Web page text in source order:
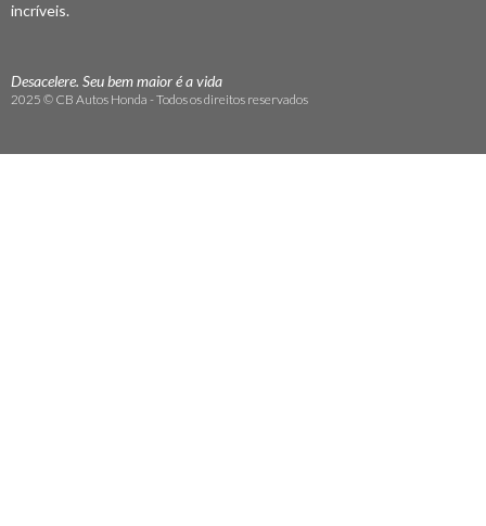
incríveis.
Desacelere. Seu bem maior é a vida
2025 © CB Autos Honda - Todos os direitos reservados